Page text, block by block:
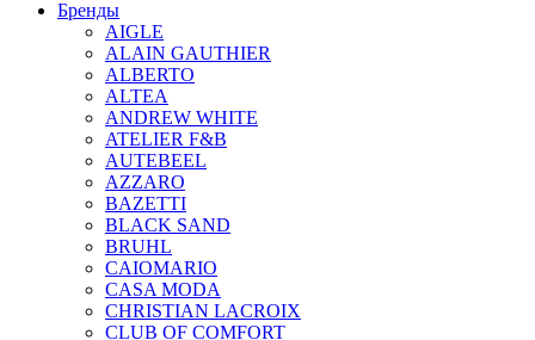
Бренды
AIGLE
ALAIN GAUTHIER
ALBERTO
ALTEA
ANDREW WHITE
ATELIER F&B
AUTEBEEL
AZZARO
BAZETTI
BLACK SAND
BRUHL
CAIOMARIO
CASA MODA
CHRISTIAN LACROIX
CLUB OF COMFORT